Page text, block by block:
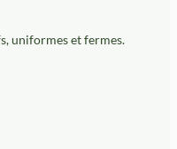
uniformes et fermes.